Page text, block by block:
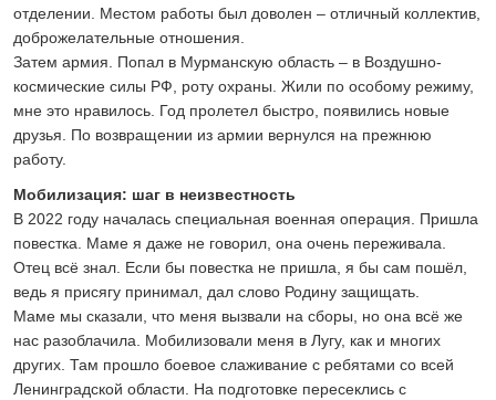
отделении. Местом работы был доволен – отличный коллектив,
доброжелательные отношения.
Затем армия. Попал в Мурманскую область – в Воздушно-
космические силы РФ, роту охраны. Жили по особому режиму,
мне это нравилось. Год пролетел быстро, появились новые
друзья. По возвращении из армии вернулся на прежнюю
работу.
Мобилизация: шаг в неизвестность
В 2022 году началась специальная военная операция. Пришла
повестка. Маме я даже не говорил, она очень переживала.
Отец всё знал. Если бы повестка не пришла, я бы сам пошёл,
ведь я присягу принимал, дал слово Родину защищать.
Маме мы сказали, что меня вызвали на сборы, но она всё же
нас разоблачила. Мобилизовали меня в Лугу, как и многих
других. Там прошло боевое слаживание с ребятами со всей
Ленинградской области. На подготовке пересеклись с